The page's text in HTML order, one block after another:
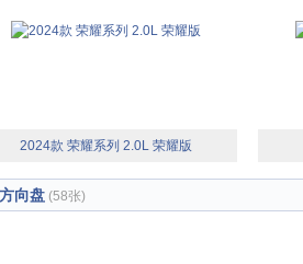
2024款 荣耀系列 2.0L 荣耀版
向盘 (58张)